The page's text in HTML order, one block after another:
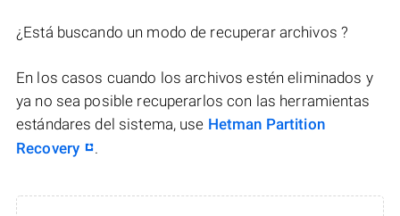
¿Está buscando un modo de recuperar archivos ?
En los casos cuando los archivos estén eliminados y
ya no sea posible recuperarlos con las herramientas
estándares del sistema, use Hetman Partition
Recovery
.